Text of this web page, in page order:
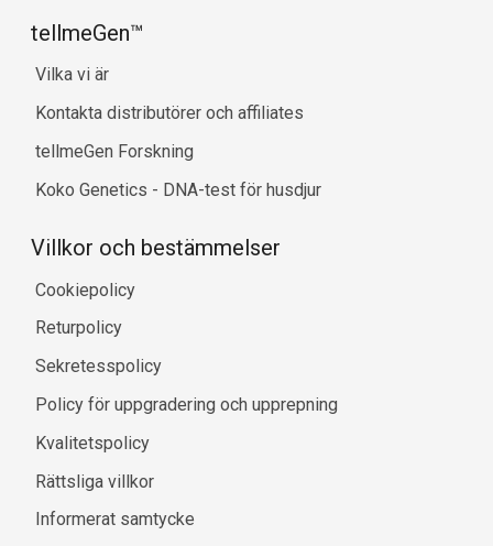
tellmeGen™
Vilka vi är
Kontakta distributörer och affiliates
tellmeGen Forskning
Koko Genetics - DNA-test för husdjur
Villkor och bestämmelser
Cookiepolicy
Returpolicy
Sekretesspolicy
Policy för uppgradering och upprepning
Kvalitetspolicy
Rättsliga villkor
Informerat samtycke